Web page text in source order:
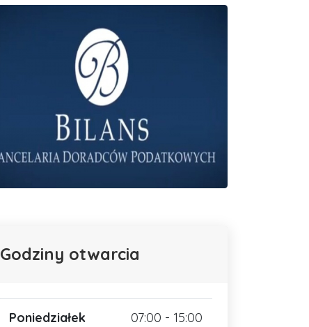
Godziny otwarcia
Poniedziałek 07:00 - 15:00